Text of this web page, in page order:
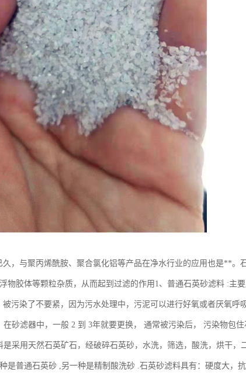
，与聚丙烯酰胺、聚合氯化铝等产品在净水行业的应用也是**。
物胶体等颗粒杂质，从而起到过滤的作用1、普通石英砂滤料 :主
污染了不要紧，因为污水处理中，污泥可以进行好氧或者厌氧呼
砂滤器中，一般 2 到 3年就要更换， 通常被污染后， 污染物包
采用天然石英矿石，经破碎石英砂，水洗，筛选，酸洗，烘干，
是普通石英砂 ,另一种是精制酸洗砂 .石英砂滤料具有：硬度大，